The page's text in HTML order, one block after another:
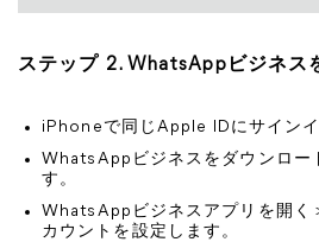
ステップ 2. WhatsAppビジネス
iPhoneで同じApple IDにサインイ
WhatsAppビジネスをダウンロー
す。
WhatsAppビジネスアプリを開く
カウントを設定します。